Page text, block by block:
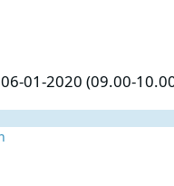
01-2020 (09.00-